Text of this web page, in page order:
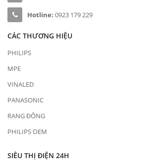
Hotline: 0923 179 229
CÁC THƯƠNG HIỆU
PHILIPS
MPE
VINALED
PANASONIC
RẠNG ĐÔNG
PHILIPS OEM
SIÊU THỊ ĐIỆN 24H